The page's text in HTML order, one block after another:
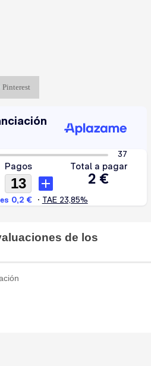
Pinterest
de los